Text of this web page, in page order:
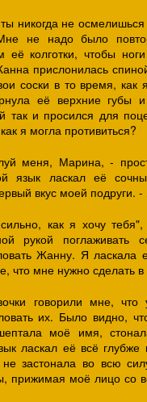
никогда не
не надо было
её колготки, чтобы
прислонилась
соски в то время, как
её верхние губы
так и просился для
я могла противиться?
меня, Марина, -
язык ласкал её
вкус моей подруги. -
как я хочу
рукой поглаживать
Жанну. Я ласкала
что мне нужно сделать в
говорили мне,
их. Было видно,
моё имя,
ласкал её всё глубже
застонала во всю
прижимая моё лицо со